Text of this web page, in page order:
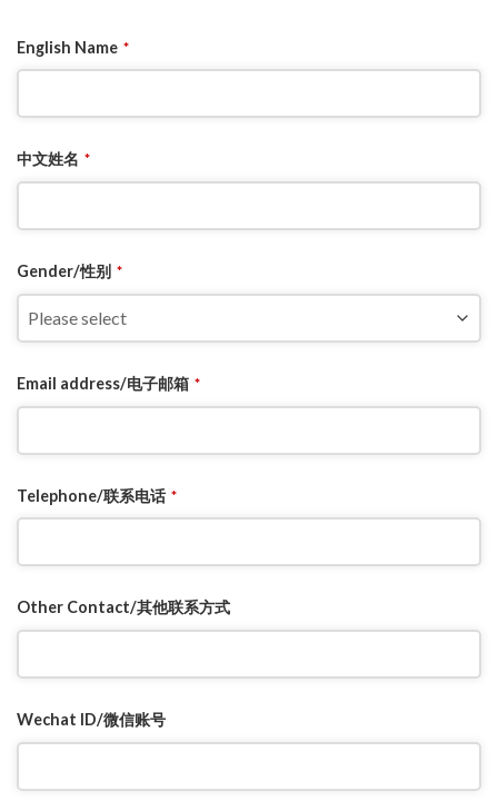
English Name *
中文姓名 *
Gender/性别 *
Email address/电子邮箱 *
Telephone/联系电话 *
Other Contact/其他联系方式
Wechat ID/微信账号